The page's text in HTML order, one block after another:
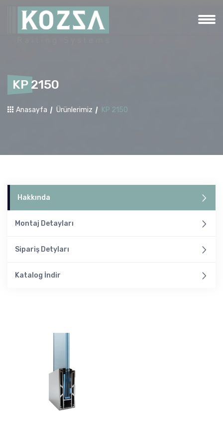
KP 2150
Anasayfa Ürünlerimiz KP 2150
Hakkında
Montaj Detayları
Sipariş Detyları
Katalog İndir